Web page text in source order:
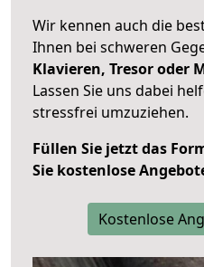
Wir kennen auch die
Ihnen bei schweren
Klavieren, Tresor oder
Lassen Sie uns dabei
stressfrei umzuziehen.
Füllen Sie jetzt das
Sie kostenlose
Kostenlose